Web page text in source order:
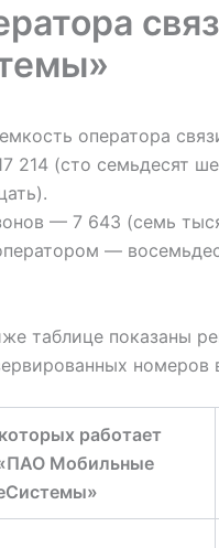
оператора
214 (сто семьдесят
— 7 643 (семь
—
таблице показаны
номеров
работает
Мобильные